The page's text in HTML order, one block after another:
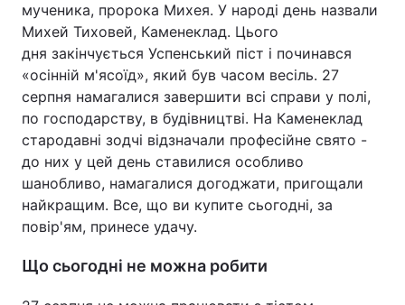
мученика, пророка Михея. У народі день назвали
Михей Тиховей, Каменеклад. Цього
дня закінчується Успенський піст і починався
«осінній м'ясоїд», який був часом весіль. 27
серпня намагалися завершити всі справи у полі,
по господарству, в будівництві. На Каменеклад
стародавні зодчі відзначали професійне свято -
до них у цей день ставилися особливо
шанобливо, намагалися догоджати, пригощали
найкращим. Все, що ви купите сьогодні, за
повір'ям, принесе удачу.
Що сьогодні не можна робити